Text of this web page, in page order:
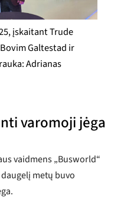
įskaitant Trude
Galtestad ir
Adrianas
varomoji jėga
vaidmens „Busworld“
metų buvo